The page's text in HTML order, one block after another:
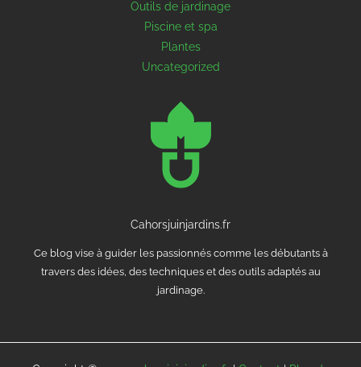
Outils de jardinage
Piscine et spa
Plantes
Uncategorized
Cahorsjuinjardins.fr
Ce blog vise à guider les passionnés comme les débutants à
travers des idées, des techniques et des outils adaptés au
jardinage.